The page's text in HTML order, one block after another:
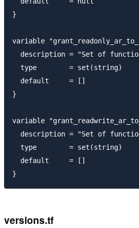
}
variable
description = "Set of
  type        = set(string)
  default     = []
}
variable
description = "Set of
  type        = set(string)
  default     = []
versions.tf